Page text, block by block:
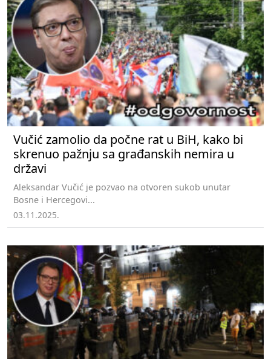
Vučić zamolio da počne rat u BiH, kako bi
skrenuo pažnju sa građanskih nemira u
državi
Aleksandar Vučić je pozvao na otvoren sukob unutar
Bosne i Hercegovi...
03.11.2025.